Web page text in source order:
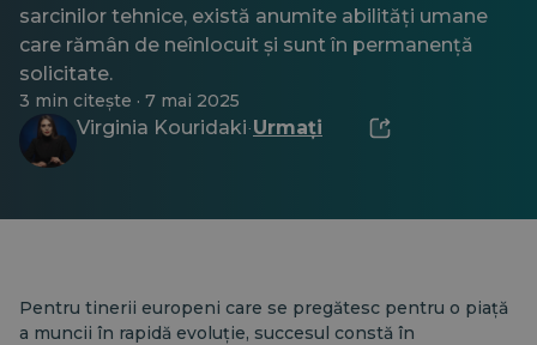
sarcinilor tehnice, există anumite abilități umane
care rămân de neînlocuit și sunt în permanență
solicitate.
3 min citește · 7 mai 2025
Virginia Kouridaki· Urmați
Pentru tinerii europeni care se pregătesc pentru o piață
a muncii în rapidă evoluție, succesul constă în